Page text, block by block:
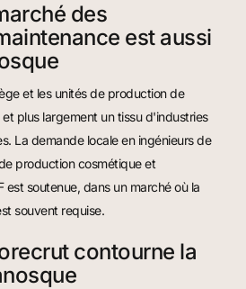
des
est aussi
et les unités de production de
plus largement un tissu d'industries
La demande locale en ingénieurs de
production cosmétique et
est soutenue, dans un marché où la
souvent requise.
contourne la